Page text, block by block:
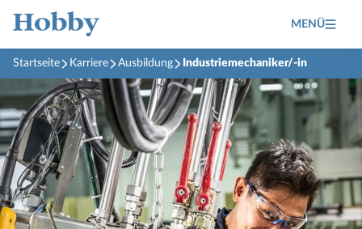
MENÜ
Startseite Karriere Ausbildung Industriemechaniker/-in